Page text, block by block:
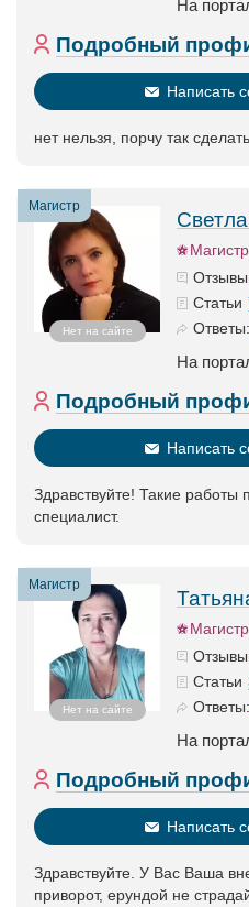
На
Подробный
Написать
нет нельзя, порчу так
Магистр
Нет на сайте
Магистр
Статьи
Ответы:
На
Подробный
Написать
Здравствуйте! Такие работы
специалист.
Магистр
Нет на сайте
Магистр
Статьи
Ответы:
На
Подробный
Написать
Здравствуйте. У Вас Ваша
приворот, ерундой не